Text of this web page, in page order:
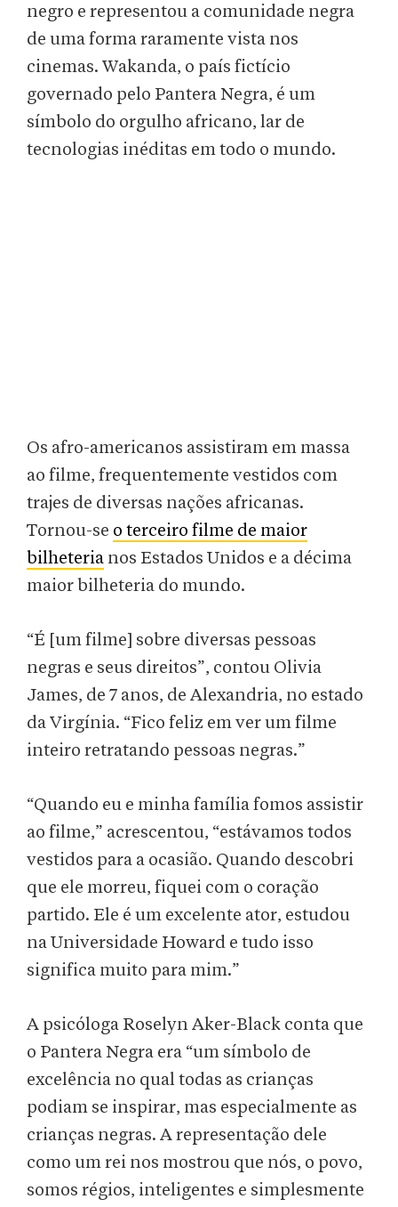
negro e representou a comunidade negra
de uma forma raramente vista nos
cinemas. Wakanda, o país fictício
governado pelo Pantera Negra, é um
símbolo do orgulho africano, lar de
tecnologias inéditas em todo o mundo.
Os afro-americanos assistiram em massa
ao filme, frequentemente vestidos com
trajes de diversas nações africanas.
Tornou-se o terceiro filme de maior
bilheteria nos Estados Unidos e a décima
maior bilheteria do mundo.
“É [um filme] sobre diversas pessoas
negras e seus direitos”, contou Olivia
James, de 7 anos, de Alexandria, no estado
da Virgínia. “Fico feliz em ver um filme
inteiro retratando pessoas negras.”
“Quando eu e minha família fomos assistir
ao filme,” acrescentou, “estávamos todos
vestidos para a ocasião. Quando descobri
que ele morreu, fiquei com o coração
partido. Ele é um excelente ator, estudou
na Universidade Howard e tudo isso
significa muito para mim.”
A psicóloga Roselyn Aker-Black conta que
o Pantera Negra era “um símbolo de
excelência no qual todas as crianças
podiam se inspirar, mas especialmente as
crianças negras. A representação dele
como um rei nos mostrou que nós, o povo,
somos régios, inteligentes e simplesmente